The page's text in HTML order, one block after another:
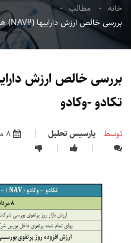
خانه
مطالب
بررسی خالص ارزش داراییها (#NAV) هر سهم تکادو -وکادو
تکادو -وکادو
توسط پارسیس تحلیل